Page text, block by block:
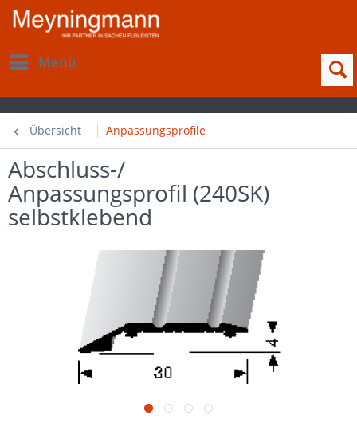
Menü
Übersicht Anpassungsprofile
Abschluss-/
Anpassungsprofil (240SK)
selbstklebend